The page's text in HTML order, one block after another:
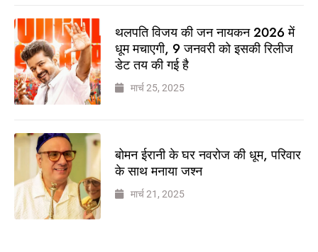
थलपति विजय की जन नायकन 2026 में
धूम मचाएगी, 9 जनवरी को इसकी रिलीज
डेट तय की गई है
मार्च 25, 2025
बोमन ईरानी के घर नवरोज की धूम, परिवार
के साथ मनाया जश्न
मार्च 21, 2025